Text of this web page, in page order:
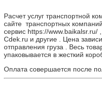
Расчет услуг транспортной
сайте транспортных
сервис https://
Cdek.ru и другие . Цена
отправления груза . Весь
упаковывается в жесткий
Оплата совершается после